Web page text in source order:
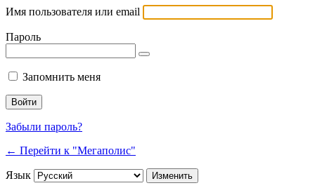
Имя пользователя или email
Пароль
Запомнить меня
Забыли пароль?
← Перейти к "Мегаполис"
Язык